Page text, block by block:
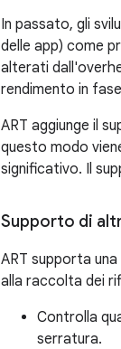
In passato, gli
delle app) come
alterati
rendimento in
ART aggiunge il
questo modo
significativo. Il
Supporto di
ART supporta
alla raccolta dei
Controlla
serratura.